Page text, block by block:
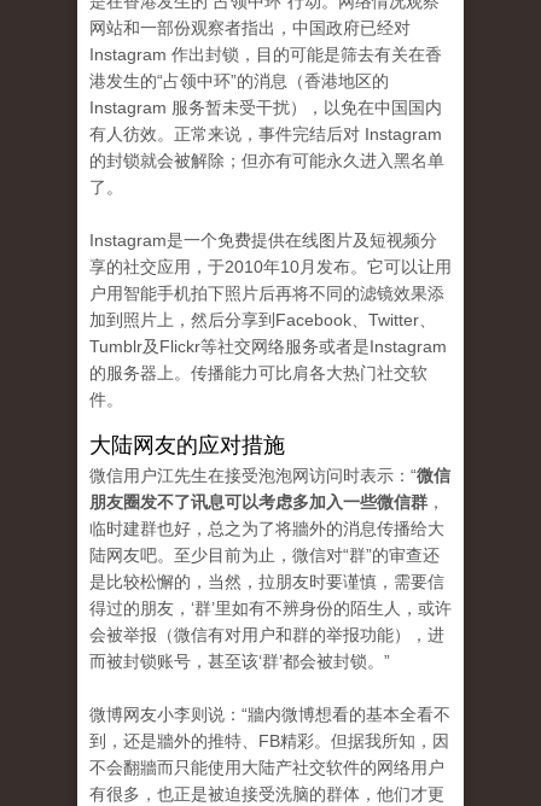
网站和一部份观察者指出，中国政府已经对
Instagram 作出封锁，目的可能是筛去有关在香
港发生的“占领中环”的消息（香港地区的
Instagram 服务暂未受干扰），以免在中国国内
有人彷效。正常来说，事件完结后对 Instagram
的封锁就会被解除；但亦有可能永久进入黑名单
了。
Instagram是一个免费提供在线图片及短视频分
享的社交应用，于2010年10月发布。它可以让用
户用智能手机拍下照片后再将不同的滤镜效果添
加到照片上，然后分享到Facebook、Twitter、
Tumblr及Flickr等社交网络服务或者是Instagram
的服务器上。传播能力可比肩各大热门社交软
件。
大陆网友的应对措施
微信用户江先生在接受泡泡网访问时表示：“微信
朋友圈发不了讯息可以考虑多加入一些微信群 ，
临时建群也好，总之为了将牆外的消息传播给大
陆网友吧。至少目前为止，微信对“群”的审查还
是比较松懈的，当然，拉朋友时要谨慎，需要信
得过的朋友，‘群’里如有不辨身份的陌生人，或许
会被举报（微信有对用户和群的举报功能），进
而被封锁账号，甚至该‘群’都会被封锁。”
微博网友小李则说：“牆内微博想看的基本全看不
到，还是牆外的推特、FB精彩。但据我所知，因
不会翻牆而只能使用大陆产社交软件的网络用户
有很多，也正是被迫接受洗脑的群体，他们才更